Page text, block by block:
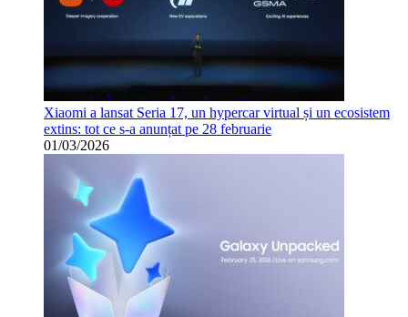
Xiaomi a lansat Seria 17, un hypercar virtual și un ecosistem
extins: tot ce s-a anunțat pe 28 februarie
01/03/2026